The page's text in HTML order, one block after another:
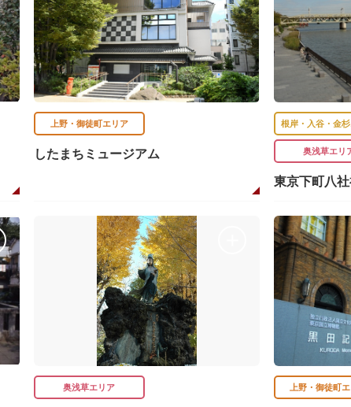
上野・御徒町エリア
したまちミュージアム
根岸・入谷・金
奥浅草エリ
東京下町八社
奥浅草エリア 上野・御徒町